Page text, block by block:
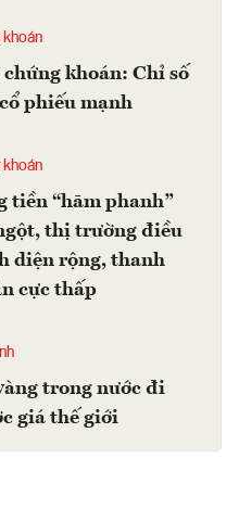
khoán
khoán: Chỉ số
phiếu mạnh
khoán
tiền “hãm phanh”
thị trường điều
diện rộng, thanh
cực thấp
trong nước đi
giá thế giới